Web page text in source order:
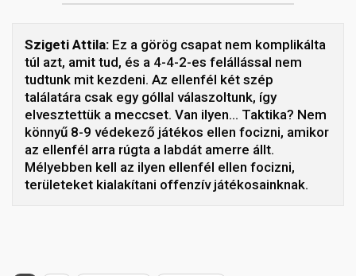
Szigeti Attila: Ez a görög csapat nem komplikálta
túl azt, amit tud, és a 4-4-2-es felállással nem
tudtunk mit kezdeni. Az ellenfél két szép
találatára csak egy góllal válaszoltunk, így
elvesztettük a meccset. Van ilyen… Taktika? Nem
könnyű 8-9 védekező játékos ellen focizni, amikor
az ellenfél arra rúgta a labdát amerre állt.
Mélyebben kell az ilyen ellenfél ellen focizni,
területeket kialakítani offenzív játékosainknak.